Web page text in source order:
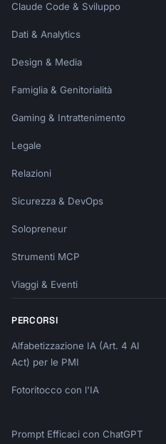
Claude Code & Sviluppo
Dati & Analytics
Design & Media
Famiglia & Genitorialità
Gaming & Intrattenimento
Legale
Relazioni
Sicurezza & DevOps
Solopreneur
Strumenti MCP
Viaggi & Eventi
PERCORSI
Alfabetizzazione IA (Art. 4 AI
Act) per le PMI
Fotoritocco con l'IA
Prompt Efficaci con ChatGPT